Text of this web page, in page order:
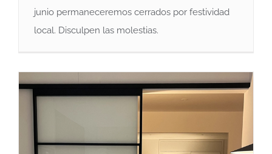
Cerramos el 29 de junio
junio permaneceremos cerrados por festividad
local. Disculpen las molestias.